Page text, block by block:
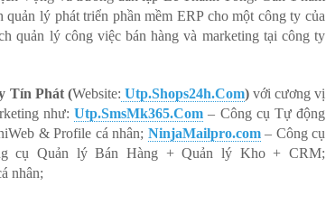
lý phát triển phần mềm ERP cho một công ty của
quản lý công việc bán hàng và marketing tại công ty
Tín Phát (Website: Utp.Shops24h.Com)với cương vị
như:Utp.SmsMk365.Com – Công cụ Tự động
& Profile cá nhân; NinjaMailpro.com– Công cụ
cụ Quản lý Bán Hàng + Quản lý Kho + CRM;
nhân;